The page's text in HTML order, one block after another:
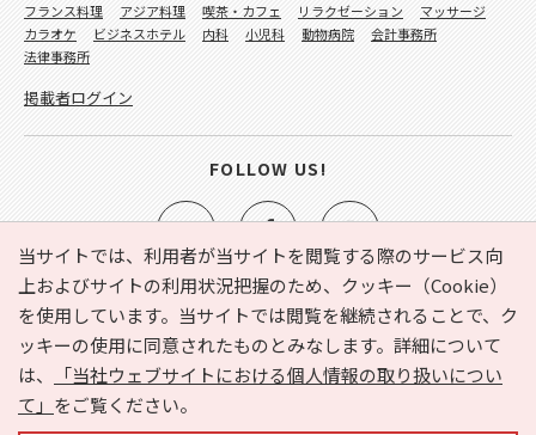
当サイトでは、利用者が当サイトを閲覧する際のサービス向
上およびサイトの利用状況把握のため、クッキー（Cookie）
を使用しています。当サイトでは閲覧を継続されることで、ク
ッキーの使用に同意されたものとみなします。詳細について
は、
「当社ウェブサイトにおける個人情報の取り扱いについ
て」 をご覧ください。
e-NAVITA（イーナビタ）とは？ お気に入り
ヘルプ
利用規約
個人情報の取り扱いについて
運営会社
サイトマップ
広告掲載に関するお問い合わせ
フランス料理
アジア料理 喫茶・カフェ リラクゼーション
マッサージ
カラオケ
ビジネスホテル 内科 小児科 動物病院
会計事務所
法律事務所
掲載者ログイン
FOLLOW US!